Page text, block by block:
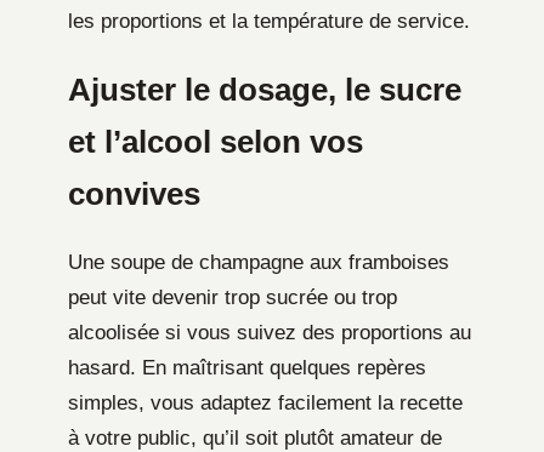
les proportions et la température de service.
Ajuster le dosage, le sucre
et l’alcool selon vos
convives
Une soupe de champagne aux framboises
peut vite devenir trop sucrée ou trop
alcoolisée si vous suivez des proportions au
hasard. En maîtrisant quelques repères
simples, vous adaptez facilement la recette
à votre public, qu’il soit plutôt amateur de